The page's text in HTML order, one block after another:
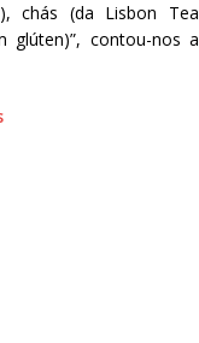
chás (da Lisbon Tea
glúten)”, contou-nos a